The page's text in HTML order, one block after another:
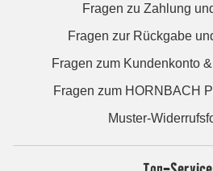
Fragen zu Zahlung
Fragen zur Rückgabe
Fragen zum Kundenkonto
Fragen zum HORNBACH
Muster-